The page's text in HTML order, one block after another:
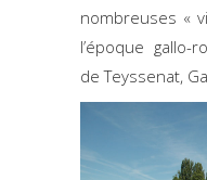
nombreuses «
l’époque gallo-
de Teyssenat,